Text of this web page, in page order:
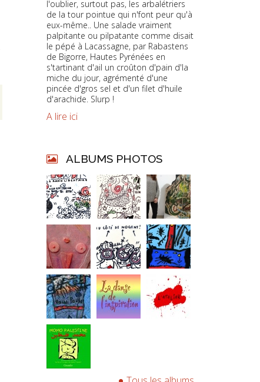
l'oublier, surtout pas, les arbalétriers
de la tour pointue qui n'font peur qu'à
eux-même.. Une salade vraiment
palpitante ou pilpatante comme disait
le pépé à Lacassagne, par Rabastens
de Bigorre, Hautes Pyrénées en
s'tartinant d'ail un croûton d'pain d'la
miche du jour, agrémenté d'une
pincée d'gros sel et d'un filet d'huile
d'arachide. Slurp !
A lire ici
ALBUMS PHOTOS